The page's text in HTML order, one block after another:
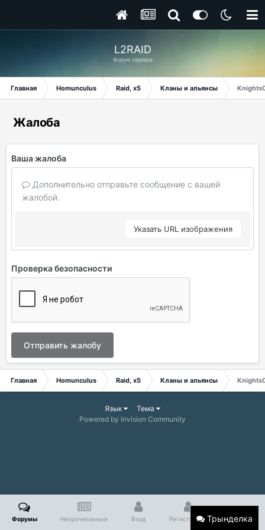
L2RAID
Форум сервера
Главная Homunculus Raid, x5 Кланы и альянсы
Жалоба
Ваша жалоба
Дополнительно отправьте сообщение с вашей
жалобой.
Указать URL изображения
Проверка безопасности
Отправить жалобу
Главная Homunculus Raid, x5 Кланы и альянсы
Трынделка
Язык
Тема
Powered by Invision Community
Форумы Непрочитанные Вход Регистрация Больше